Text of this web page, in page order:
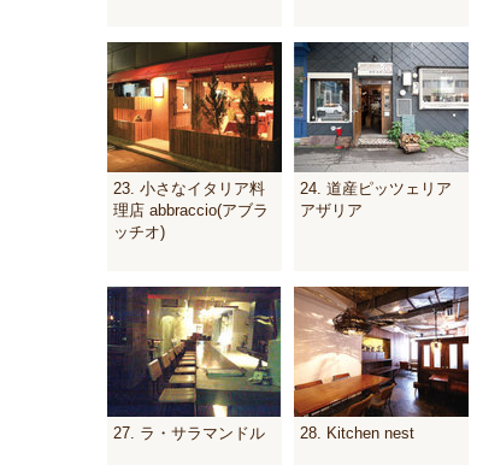
23. 小さなイタリア料
理店 abbraccio(アブラ
ッチオ)
24. 道産ピッツェリア
アザリア
27. ラ・サラマンドル 28. Kitchen nest